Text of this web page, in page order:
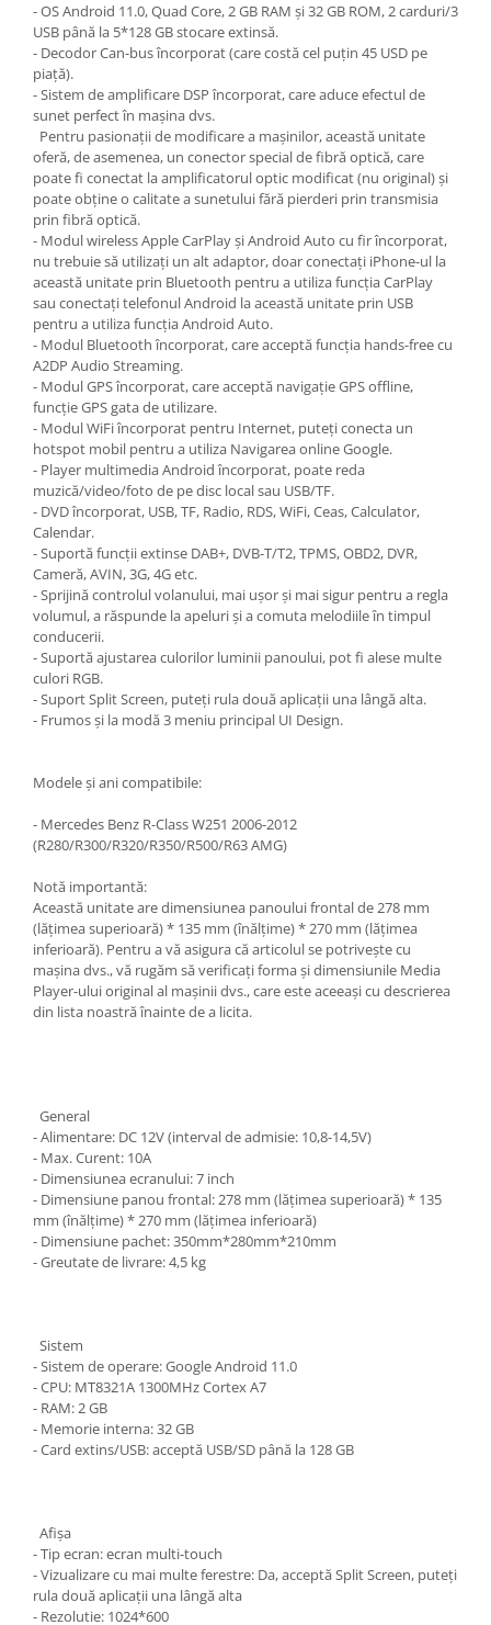
- OS Android 11.0, Quad Core, 2 GB RAM și 32 GB ROM, 2 carduri/3
USB până la 5*128 GB stocare extinsă.
- Decodor Can-bus încorporat (care costă cel puțin 45 USD pe
piață).
- Sistem de amplificare DSP încorporat, care aduce efectul de
sunet perfect în mașina dvs.
Pentru pasionații de modificare a mașinilor, această unitate
oferă, de asemenea, un conector special de fibră optică, care
poate fi conectat la amplificatorul optic modificat (nu original) și
poate obține o calitate a sunetului fără pierderi prin transmisia
prin fibră optică.
- Modul wireless Apple CarPlay și Android Auto cu fir încorporat,
nu trebuie să utilizați un alt adaptor, doar conectați iPhone-ul la
această unitate prin Bluetooth pentru a utiliza funcția CarPlay
sau conectați telefonul Android la această unitate prin USB
pentru a utiliza funcția Android Auto.
- Modul Bluetooth încorporat, care acceptă funcția hands-free cu
A2DP Audio Streaming.
- Modul GPS încorporat, care acceptă navigație GPS offline,
funcție GPS gata de utilizare.
- Modul WiFi încorporat pentru Internet, puteți conecta un
hotspot mobil pentru a utiliza Navigarea online Google.
- Player multimedia Android încorporat, poate reda
muzică/video/foto de pe disc local sau USB/TF.
- DVD încorporat, USB, TF, Radio, RDS, WiFi, Ceas, Calculator,
Calendar.
- Suportă funcții extinse DAB+, DVB-T/T2, TPMS, OBD2, DVR,
Cameră, AVIN, 3G, 4G etc.
- Sprijină controlul volanului, mai ușor și mai sigur pentru a regla
volumul, a răspunde la apeluri și a comuta melodiile în timpul
conducerii.
- Suportă ajustarea culorilor luminii panoului, pot fi alese multe
culori RGB.
- Suport Split Screen, puteți rula două aplicații una lângă alta.
- Frumos și la modă 3 meniu principal UI Design.
Modele și ani compatibile:
- Mercedes Benz R-Class W251 2006-2012
(R280/R300/R320/R350/R500/R63 AMG)
Notă importantă:
Această unitate are dimensiunea panoului frontal de 278 mm
(lățimea superioară) * 135 mm (înălțime) * 270 mm (lățimea
inferioară). Pentru a vă asigura că articolul se potrivește cu
mașina dvs., vă rugăm să verificați forma și dimensiunile Media
Player-ului original al mașinii dvs., care este aceeași cu descrierea
din lista noastră înainte de a licita.
General
- Alimentare: DC 12V (interval de admisie: 10,8-14,5V)
- Max. Curent: 10A
- Dimensiunea ecranului: 7 inch
- Dimensiune panou frontal: 278 mm (lățimea superioară) * 135
mm (înălțime) * 270 mm (lățimea inferioară)
- Dimensiune pachet: 350mm*280mm*210mm
- Greutate de livrare: 4,5 kg
Sistem
- Sistem de operare: Google Android 11.0
- CPU: MT8321A 1300MHz Cortex A7
- RAM: 2 GB
- Memorie interna: 32 GB
- Card extins/USB: acceptă USB/SD până la 128 GB
Afişa
- Tip ecran: ecran multi-touch
- Vizualizare cu mai multe ferestre: Da, acceptă Split Screen, puteți
rula două aplicații una lângă alta
- Rezolutie: 1024*600